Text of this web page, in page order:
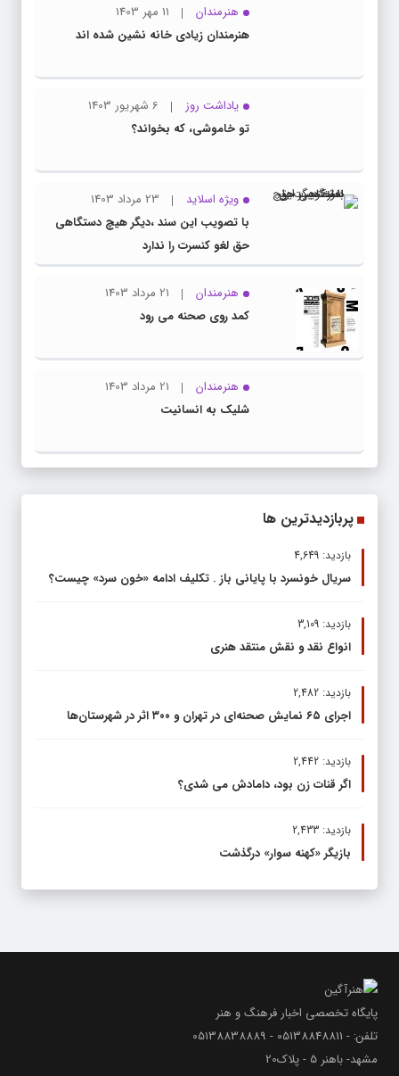
هنرمندان
11 مهر 1403
هنرمندان زیادی خانه نشین شده اند
یاداشت روز
6 شهریور 1403
تو خاموشی، که بخواند؟
ویژه اسلاید
23 مرداد 1403
با تصویب این سند ،دیگر هیچ دستگاهی
حق لغو کنسرت را ندارد
هنرمندان
21 مرداد 1403
کمد روی صحنه می رود
هنرمندان
21 مرداد 1403
شلیک به انسانیت
پربازدیدترین ها
بازدید: 4,649
سریال خونسرد با پایانی باز . تکلیف ادامه «خون سرد» چیست؟
بازدید: 3,109
انواع نقد و نقش منتقد هنری
بازدید: 2,482
اجرای ۶۵ نمایش صحنه‌ای در تهران و ۳۰۰ اثر در شهرستان‌ها
بازدید: 2,442
اگر قنات زن بود، دامادش می شدی؟
بازدید: 2,433
بازیگر «کهنه سوار» درگذشت
پایگاه تخصصی اخبار فرهنگ و هنر
تلفن: - 05138848811 - 05138838889
مشهد- باهنر 5 - پلاک20